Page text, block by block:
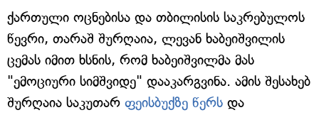
ქართული ოცნებისა და თბილისის საკრებულოს
წევრი, თარაშ შურღაია, ლევან ხაბეიშვილის
ცემას იმით ხსნის, რომ ხაბეიშვილმა მას
"ემოციური სიმშვიდე" დააკარგვინა. ამის შესახებ
შურღაია საკუთარ ფეისბუქზე წერს და